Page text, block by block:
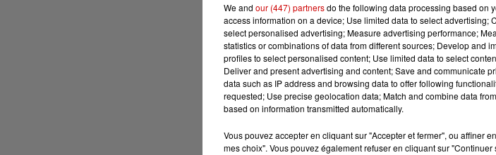
We and our (447) partnersdo the following data processing based on
access information on a device; Use limited data to select
select personalised advertising; Measure advertising performance;
statistics or combinations of data from different sources; Develop and
profiles to select personalised content; Use limited data to select
Deliver and present advertising and content; Save and communicate
data such as IP address and browsing data to offer following
requested; Use precise geolocation data; Match and combine data
based on information transmitted automatically.
Vous pouvez accepter en cliquant sur "Accepter et fermer", ou affiner
mes choix". Vous pouvez également refuser en cliquant sur